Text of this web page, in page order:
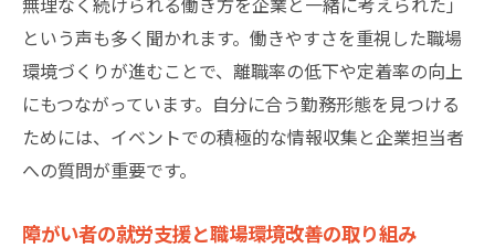
という声も多く聞かれます。働きやすさを重視した職場
環境づくりが進むことで、離職率の低下や定着率の向上
にもつながっています。自分に合う勤務形態を見つける
ためには、イベントでの積極的な情報収集と企業担当者
への質問が重要です。
障がい者の就労支援と職場環境改善の取り組み